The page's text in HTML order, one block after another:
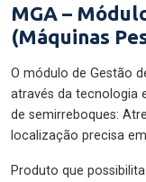
MGA –
(Máquinas
O módulo de Gestão
através da tecnologia
de semirreboques:
localização precisa
Produto que